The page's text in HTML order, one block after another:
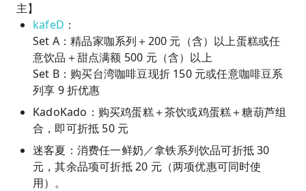
主】
kafeD ：
Set A：精品家咖系列＋200 元（含）以上蛋糕或任
意饮品＋甜点满额 500 元（含）以上
Set B：购买台湾咖啡豆现折 150 元或任意咖啡豆系
列享 9 折优惠
KadoKado：购买鸡蛋糕＋茶饮或鸡蛋糕＋糖葫芦组
合，即可折抵 50 元
迷客夏：消费任一鲜奶／拿铁系列饮品可折抵 30
元，其余品项可折抵 20 元（两项优惠可同时使
用）。